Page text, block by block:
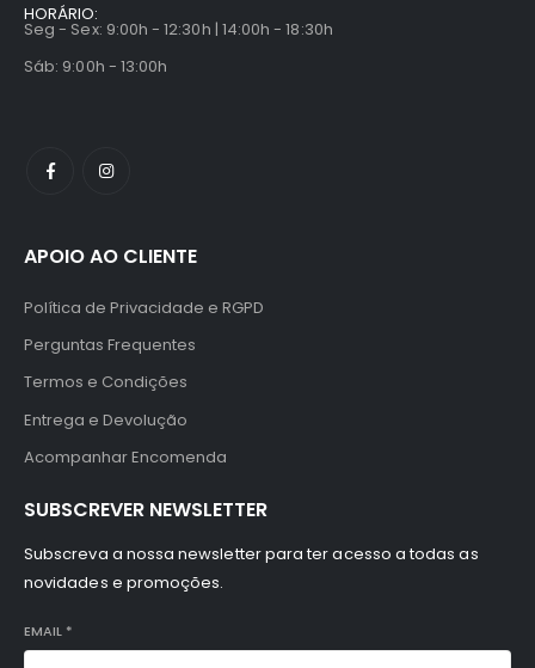
HORÁRIO:
Seg - Sex: 9:00h - 12:30h | 14:00h - 18:30h
Sáb: 9:00h - 13:00h
APOIO AO CLIENTE
Política de Privacidade e RGPD
Perguntas Frequentes
Termos e Condições
Entrega e Devolução
Acompanhar Encomenda
SUBSCREVER NEWSLETTER
Subscreva a nossa newsletter para ter acesso a todas as
novidades e promoções.
EMAIL *